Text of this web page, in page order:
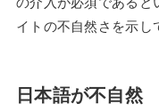
イトの不自然さを示し
日本語が不自然